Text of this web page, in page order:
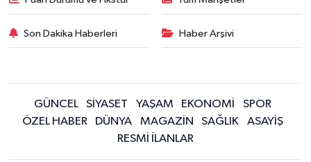
Son Dakika Haberleri Haber Arşivi
GÜNCEL SİYASET YAŞAM EKONOMİ
SPOR
ÖZEL HABER
DÜNYA MAGAZİN SAĞLIK
ASAYİŞ
RESMİ İLANLAR